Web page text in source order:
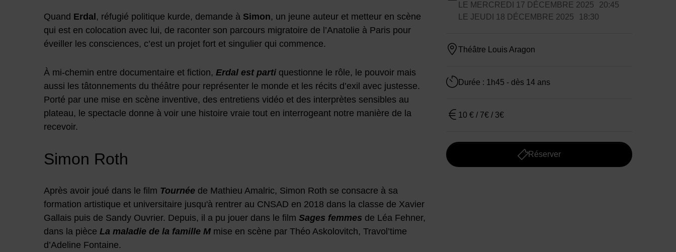
Quand Erdal , réfugié politique kurde, demande à Simon, un jeune auteur et metteur en scène
qui est en colocation avec lui, de raconter son parcours migratoire de l’Anatolie à Paris pour
éveiller les consciences, c’est un projet fort et singulier qui commence.
À mi-chemin entre documentaire et fiction, Erdal est parti questionne le rôle, le pouvoir mais
aussi les tâtonnements du théâtre pour représenter le monde et les récits d’exil avec justesse.
Porté par une mise en scène inventive, des entretiens vidéo et des interprètes sensibles au
plateau, le spectacle donne à voir une histoire vraie tout en interrogeant notre manière de la
recevoir.
Simon Roth
Après avoir joué dans le film Tournée de Mathieu Amalric, Simon Roth se consacre à sa
formation artistique et universitaire jusqu'à rentrer au CNSAD en 2018 dans la classe de Xavier
Gallais puis de Sandy Ouvrier. Depuis, il a pu jouer dans le film Sages femmes de Léa Fehner,
dans la pièce La maladie de la famille M mise en scène par Théo Askolovitch, Travol’time
d’Adeline Fontaine.
Dates de planification
LE MERCREDI 17 DÉCEMBRE 2025
20:45
LE JEUDI 18 DÉCEMBRE 2025 18:30
Théâtre Louis Aragon
Durée : 1h45 - dès 14 ans
10 € / 7€ / 3€
Réserver